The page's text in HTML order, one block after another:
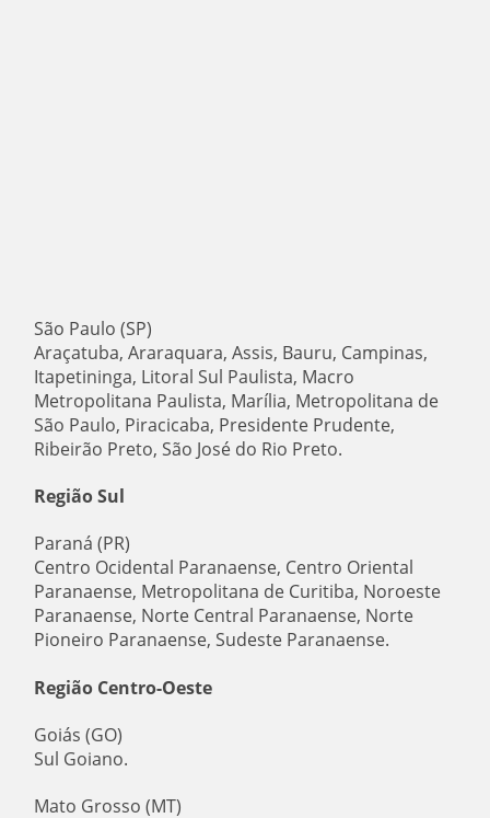
São Paulo (SP)
Araçatuba, Araraquara, Assis, Bauru, Campinas,
Itapetininga, Litoral Sul Paulista, Macro
Metropolitana Paulista, Marília, Metropolitana de
São Paulo, Piracicaba, Presidente Prudente,
Ribeirão Preto, São José do Rio Preto.
Região Sul
Paraná (PR)
Centro Ocidental Paranaense, Centro Oriental
Paranaense, Metropolitana de Curitiba, Noroeste
Paranaense, Norte Central Paranaense, Norte
Pioneiro Paranaense, Sudeste Paranaense.
Região Centro-Oeste
Goiás (GO)
Sul Goiano.
Mato Grosso (MT)